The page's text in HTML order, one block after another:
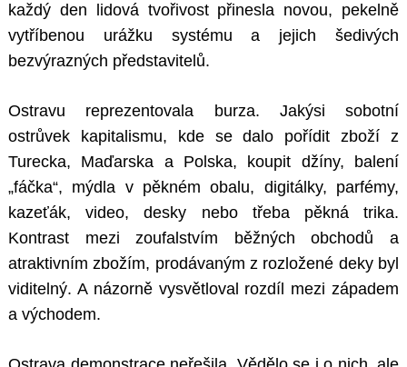
každý den lidová tvořivost přinesla novou, pekelně
vytříbenou urážku systému a jejich šedivých
bezvýrazných představitelů.
Ostravu reprezentovala burza. Jakýsi sobotní
ostrůvek kapitalismu, kde se dalo pořídit zboží z
Turecka, Maďarska a Polska, koupit džíny, balení
„fáčka“, mýdla v pěkném obalu, digitálky, parfémy,
kazeťák, video, desky nebo třeba pěkná trika.
Kontrast mezi zoufalstvím běžných obchodů a
atraktivním zbožím, prodávaným z rozložené deky byl
viditelný. A názorně vysvětloval rozdíl mezi západem
a východem.